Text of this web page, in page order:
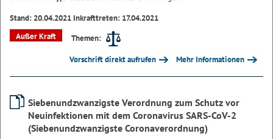
Stand: 20.04.2021 Inkrafttreten: 17.04.2021
Außer Kraft
Themen:
Vorschrift direkt aufrufen Mehr Informationen
Siebenundzwanzigste Verordnung zum Schutz vor
Neuinfektionen mit dem Coronavirus SARS-CoV-2
(Siebenundzwanzigste Coronaverordnung)